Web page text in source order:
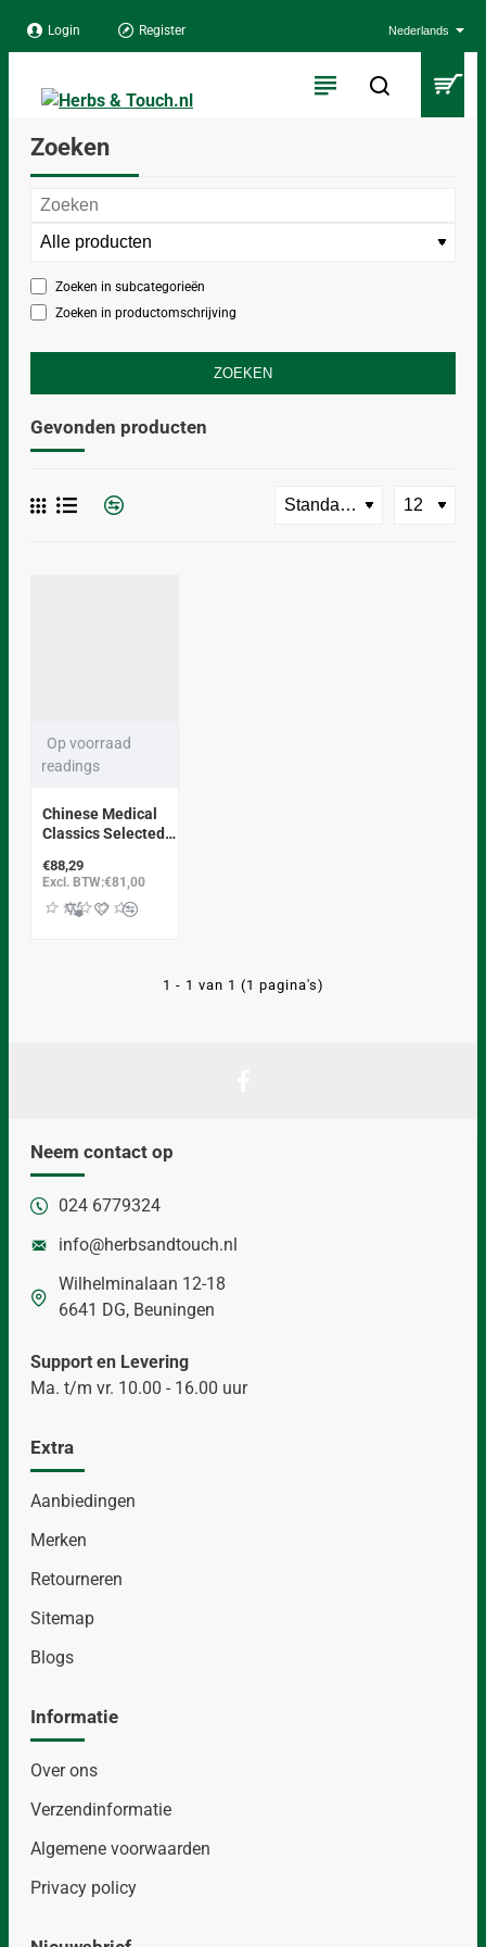
Login Register Nederlands
Zoeken
Zoeken in subcategorieën
Zoeken in productomschrijving
ZOEKEN
Gevonden producten
Op voorraad
readings
Chinese Medical
Classics Selected
€88,29
Excl. BTW:€81,00
1 - 1 van 1 (1 pagina's)
Neem contact op
024 6779324
info@herbsandtouch.nl
Wilhelminalaan 12-18
6641 DG, Beuningen
Support en Levering
Ma. t/m vr. 10.00 - 16.00 uur
Extra
Aanbiedingen
Merken
Retourneren
Sitemap
Blogs
Informatie
Over ons
Verzendinformatie
Algemene voorwaarden
Privacy policy